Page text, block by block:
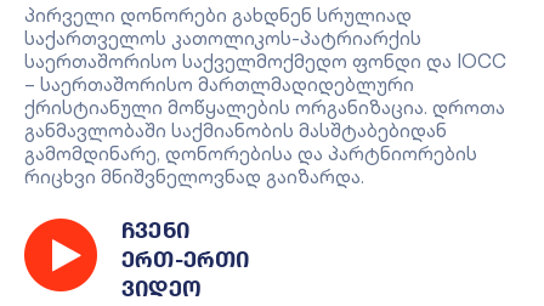
პირველი დონორები გახდნენ სრულიად
საქართველოს კათოლიკოს-პატრიარქის
საერთაშორისო საქველმოქმედო ფონდი და IOCC
– საერთაშორისო მართლმადიდებლური
ქრისტიანული მოწყალების ორგანიზაცია. დროთა
განმავლობაში საქმიანობის მასშტაბებიდან
გამომდინარე, დონორებისა და პარტნიორების
რიცხვი მნიშვნელოვნად გაიზარდა.
ჩვენი
ერთ-ერთი
ვიდეო